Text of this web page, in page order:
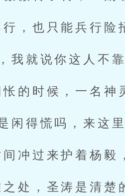
，也只能兵行险
我就说你这人不
的时候，一名神
闲得慌吗，来这里
冲过来护着杨毅
处，圣涛是清楚